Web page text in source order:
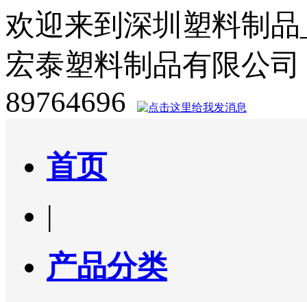
欢迎来到深圳塑料制
宏泰塑料制品有限公司
89764696
首页
|
产品分类